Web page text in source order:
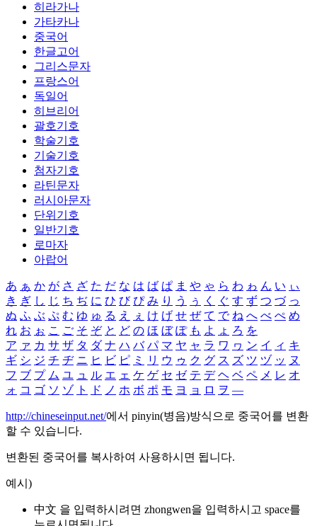
히라가나
가타카나
중국어
한글고어
그리스문자
프랑스어
독일어
히브리어
괄호기호
학술기호
기술기호
첨자기호
라틴문자
러시아문자
단위기호
일반기호
로마자
아랍어
あ ぁ か が さ ざ た だ な は ば ぱ ま や ゃ ら わ ゎ ん い ぃ
き ぎ し じ ち ぢ に ひ び ぴ み り う ぅ く ぐ す ず つ づ っ
ぬ ふ ぶ ぷ む ゆ ゅ る え ぇ け げ せ ぜ て で ね へ べ ぺ め
れ お ぉ こ ご そ ぞ と ど の ほ ぼ ぽ も よ ょ ろ を
ア ァ カ サ ザ タ ダ ナ ハ バ パ マ ヤ ャ ラ ワ ヮ ン イ ィ キ
ギ シ ジ チ ヂ ニ ヒ ビ ピ ミ リ ウ ゥ ク グ ス ズ ツ ヅ ッ ヌ
フ ブ プ ム ユ ュ ル エ ェ ケ ゲ セ ゼ テ デ ヘ ベ ペ メ レ オ
ォ コ ゴ ソ ゾ ト ド ノ ホ ボ ポ モ ヨ ョ ロ ヲ ―
http://chineseinput.net/에서 pinyin(병음)방식으로 중국어를 변환
할 수 있습니다.
변환된 중국어를 복사하여 사용하시면 됩니다.
예시)
中文 을 입력하시려면 zhongwen을 입력하시고 space를